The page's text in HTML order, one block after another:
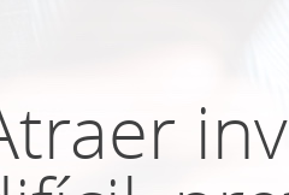
INTERNACIONAL |
DOMICILIADOS